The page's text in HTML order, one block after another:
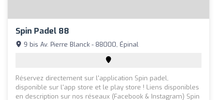
Spin Padel 88
9 bis Av. Pierre Blanck - 88000, Épinal
Réservez directement sur l'application Spin padel,
disponible sur l'app store et le play store ! Liens disponibles
en description sur nos réseaux (Facebook & Instagram) Spin